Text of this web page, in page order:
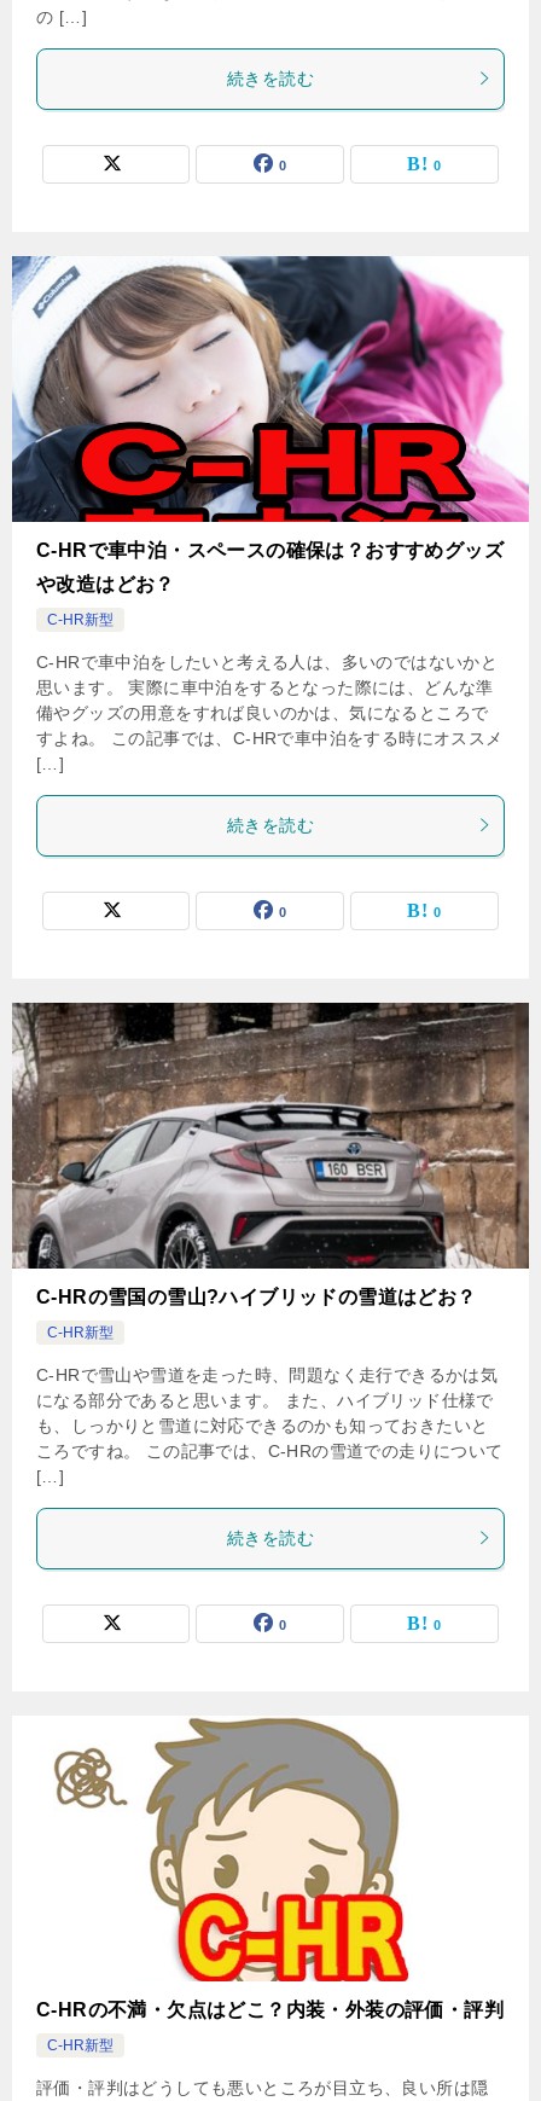
の […]
続きを読む
0 0
C-HRで車中泊・スペースの確保は？おすすめグッズ
や改造はどお？
C-HR新型
C-HRで車中泊をしたいと考える人は、多いのではないかと
思います。 実際に車中泊をするとなった際には、どんな準
備やグッズの用意をすれば良いのかは、気になるところで
すよね。 この記事では、C-HRで車中泊をする時にオススメ
[…]
続きを読む
0 0
C-HRの雪国の雪山?ハイブリッドの雪道はどお？
C-HR新型
C-HRで雪山や雪道を走った時、問題なく走行できるかは気
になる部分であると思います。 また、ハイブリッド仕様で
も、しっかりと雪道に対応できるのかも知っておきたいと
ころですね。 この記事では、C-HRの雪道での走りについて
[…]
続きを読む
0 0
C-HRの不満・欠点はどこ？内装・外装の評価・評判
C-HR新型
評価・評判はどうしても悪いところが目立ち、良い所は隠